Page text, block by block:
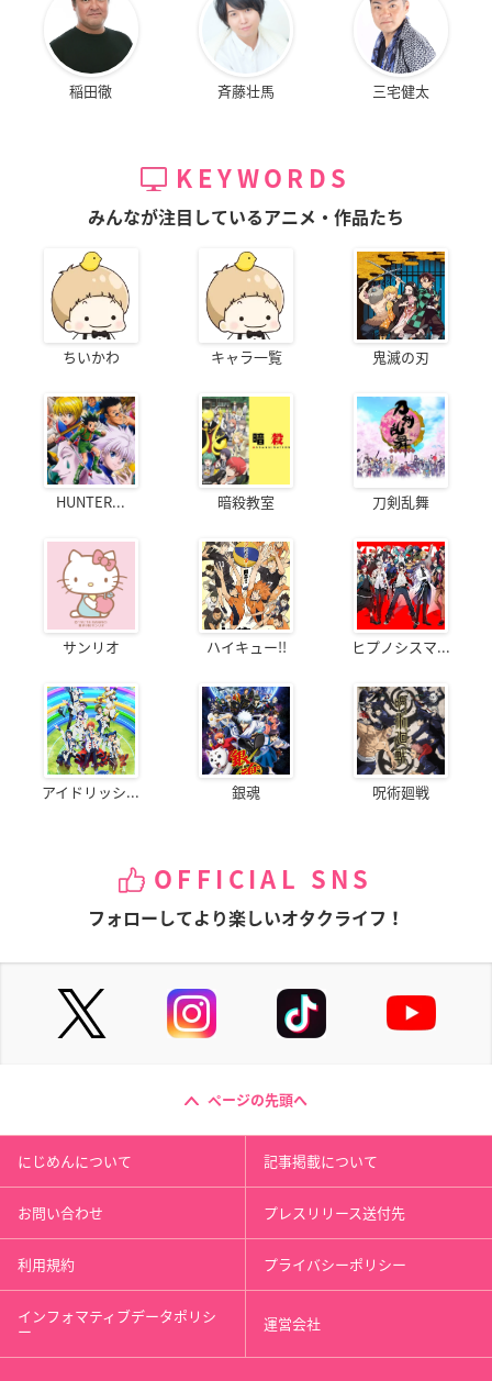
稲田徹 斉藤壮馬 三宅健太
KEYWORDS
みんなが注目しているアニメ・作品たち
ちいかわ キャラ一覧 鬼滅の刃
HUNTER... 暗殺教室 刀剣乱舞
サンリオ ハイキュー!! ヒプノシスマ...
アイドリッシ... 銀魂 呪術廻戦
OFFICIAL SNS
フォローしてより楽しいオタクライフ！
ページの先頭へ
にじめんについて 記事掲載について
お問い合わせ プレスリリース送付先
利用規約 プライバシーポリシー
インフォマティブデータポリシ
ー 運営会社